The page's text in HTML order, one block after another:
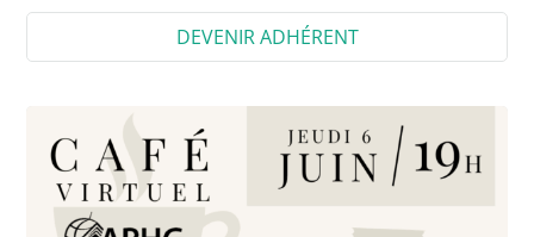
DEVENIR ADHÉRENT